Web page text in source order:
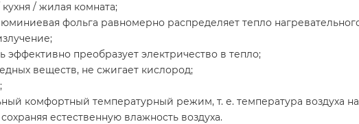
/ жилая комната;
фольга равномерно распределяет тепло
эффективно преобразует электричество в тепло;
веществ, не сжигает кислород;
комфортный температурный режим, т. е. температура воздуха
естественную влажность воздуха.